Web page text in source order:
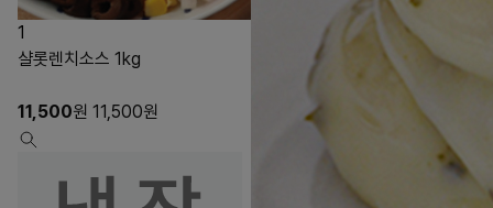
1
샬롯렌치소스 1kg
11,500원 11,500원